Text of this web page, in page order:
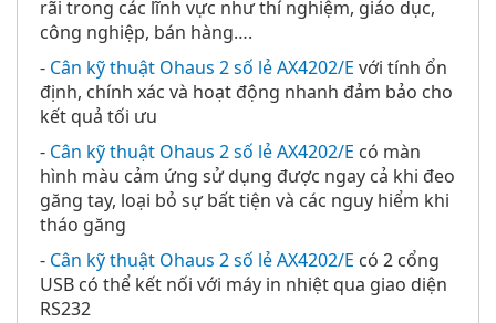
rãi trong các lĩnh vực như thí nghiệm, giáo dục,
công nghiệp, bán hàng….
- Cân kỹ thuật Ohaus 2 số lẻ AX4202/E với tính ổn
định, chính xác và hoạt động nhanh đảm bảo cho
kết quả tối ưu
- Cân kỹ thuật Ohaus 2 số lẻ AX4202/E có màn
hình màu cảm ứng sử dụng được ngay cả khi đeo
găng tay, loại bỏ sự bất tiện và các nguy hiểm khi
tháo găng
- Cân kỹ thuật Ohaus 2 số lẻ AX4202/E có 2 cổng
USB có thể kết nối với máy in nhiệt qua giao diện
RS232